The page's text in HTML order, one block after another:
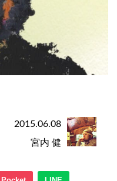
2015.06.08
宮内 健